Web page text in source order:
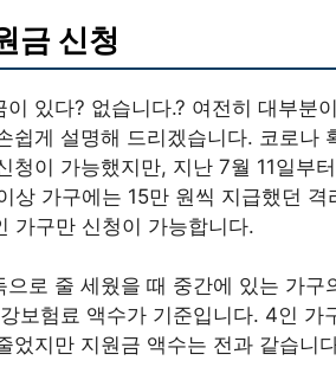
금 신청
있다? 없습니다.? 여전히 대부분
쉽게 설명해 드리겠습니다. 코로나
청이 가능했지만, 지난 7월 11일부
상 가구에는 15만 원씩 지급했던
가구만 신청이 가능합니다.
로 줄 세웠을 때 중간에 있는 가구
보험료 액수가 기준입니다. 4인 가
었지만 지원금 액수는 전과 같습니